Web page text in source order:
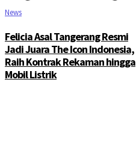
News
Felicia Asal Tangerang Resmi
Jadi Juara The Icon Indonesia,
Raih Kontrak Rekaman hingga
Mobil Listrik